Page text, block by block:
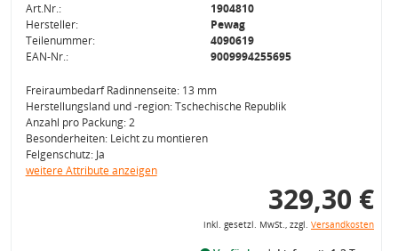
Art.Nr.:
1904810
Hersteller:
Pewag
Teilenummer:
4090619
EAN-Nr.:
9009994255695
Freiraumbedarf Radinnenseite: 13 mm
Herstellungsland und -region: Tschechische Republik
Anzahl pro Packung: 2
Besonderheiten: Leicht zu montieren
Felgenschutz: Ja
weitere Attribute anzeigen
329,30 €
inkl. gesetzl. MwSt., zzgl. Versandkosten